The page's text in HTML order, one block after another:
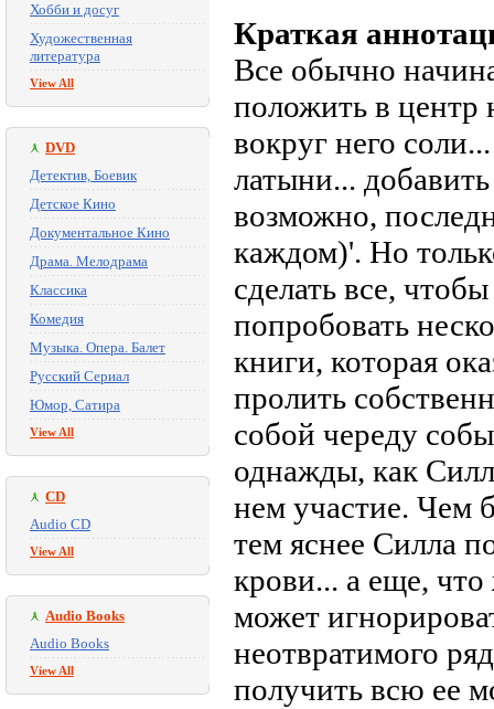
Хобби и досуг
Художественная
литература
View All
DVD
Детектив, Боевик
Детское Кино
Документальное Кино
Драма. Мелодрама
Классика
Комедия
Музыка. Опера. Балет
Русский Сериал
Юмор, Сатира
View All
CD
Audio CD
View All
Audio Books
Audio Books
View All
Краткая
Все обычно
положить в центр
вокруг него
латыни...
возможно,
каждом)'. Но
сделать все,
попробовать
книги, которая
пролить
собой череду
однажды, как
нем участие. Чем
тем яснее Силла
крови... а еще,
может
неотвратимого
получить всю ее